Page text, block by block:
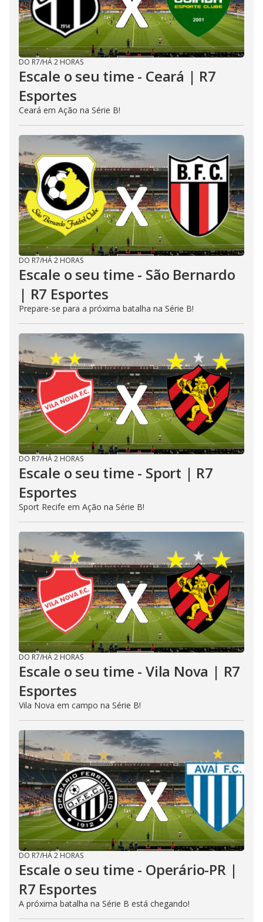
DO R7/HÁ 2 HORAS
Escale o seu time - Ceará | R7
Esportes
Ceará em Ação na Série B!
DO R7/HÁ 2 HORAS
Escale o seu time - São Bernardo
| R7 Esportes
Prepare-se para a próxima batalha na Série B!
DO R7/HÁ 2 HORAS
Escale o seu time - Sport | R7
Esportes
Sport Recife em Ação na Série B!
DO R7/HÁ 2 HORAS
Escale o seu time - Vila Nova | R7
Esportes
Vila Nova em campo na Série B!
DO R7/HÁ 2 HORAS
Escale o seu time - Operário-PR |
R7 Esportes
A próxima batalha na Série B está chegando!